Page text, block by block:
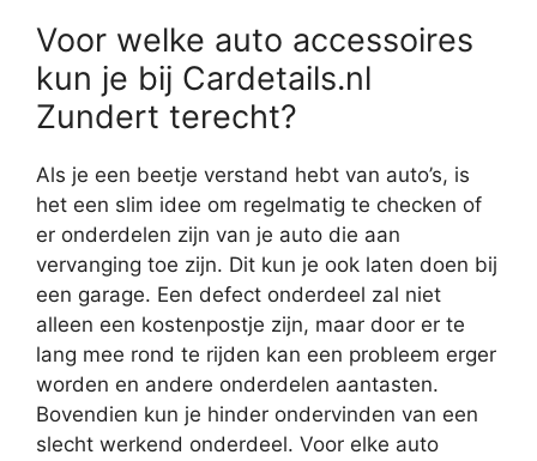
Voor welke auto accessoires
kun je bij Cardetails.nl
Zundert terecht?
Als je een beetje verstand hebt van auto’s, is
het een slim idee om regelmatig te checken of
er onderdelen zijn van je auto die aan
vervanging toe zijn. Dit kun je ook laten doen bij
een garage. Een defect onderdeel zal niet
alleen een kostenpostje zijn, maar door er te
lang mee rond te rijden kan een probleem erger
worden en andere onderdelen aantasten.
Bovendien kun je hinder ondervinden van een
slecht werkend onderdeel. Voor elke auto